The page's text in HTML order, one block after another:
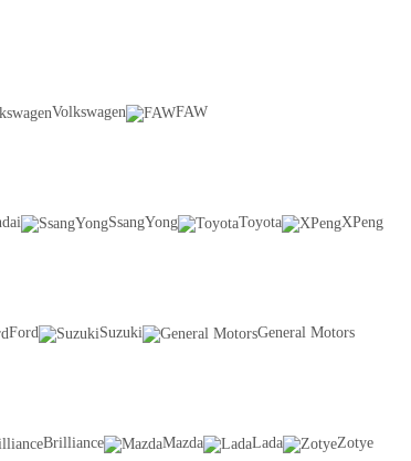
Volkswagen FAW
SsangYong Toyota XPeng
Ford Suzuki General Motors
Brilliance Mazda Lada Zotye